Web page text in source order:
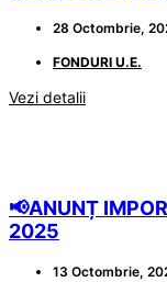
28 Octombrie,
FONDURI U.E.
Vezi detalii
📢ANUNȚ
2025
13 Octombrie,